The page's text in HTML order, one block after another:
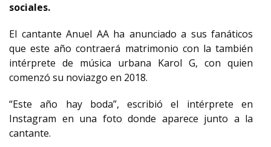
sociales.
El cantante Anuel AA ha anunciado a sus fanáticos
que este año contraerá matrimonio con la también
intérprete de música urbana Karol G, con quien
comenzó su noviazgo en 2018.
“Este año hay boda”, escribió el intérprete en
Instagram en una foto donde aparece junto a la
cantante.